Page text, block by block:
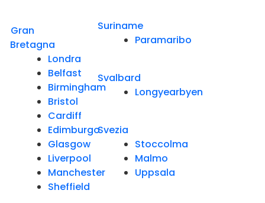
Gran
Bretagna
Londra
Belfast
Birmingham
Bristol
Cardiff
Edimburgo
Glasgow
Liverpool
Manchester
Sheffield
Suriname
Paramaribo
Svalbard
Longyearbyen
Svezia
Stoccolma
Malmo
Uppsala